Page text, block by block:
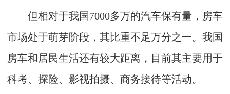
但相对于我国7000多万的汽车保有量，房车
市场处于萌芽阶段，其比重不足万分之一。我国
房车和居民生活还有较大距离，目前其主要用于
科考、探险、影视拍摄、商务接待等活动。